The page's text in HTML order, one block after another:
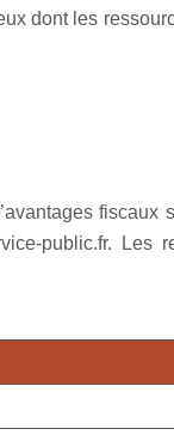
dont les
public.fr. Les